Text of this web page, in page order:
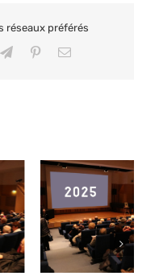
réseaux préférés
TelegramPinterestEmail